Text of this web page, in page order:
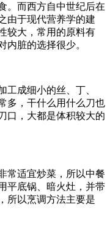
。而西方自中世纪后在
由于现代营养学的建
较大，常用的原料有
内脏的选择很少。
工成细小的丝、丁、
多，干什么用什么刀也
口，大都是体积较大的
常适宜炒菜，所以中餐
平底锅、暗火灶，并带
所以烹调方法主要是